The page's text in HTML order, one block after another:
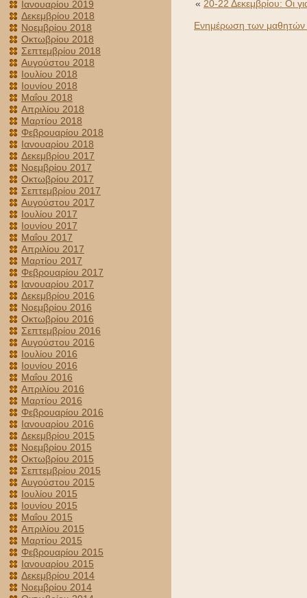
Ιανουαρίου 2019
Δεκεμβρίου 2018
Νοεμβρίου 2018
Οκτωβρίου 2018
Σεπτεμβρίου 2018
Αυγούστου 2018
Ιουλίου 2018
Ιουνίου 2018
Μαΐου 2018
Απριλίου 2018
Μαρτίου 2018
Φεβρουαρίου 2018
Ιανουαρίου 2018
Δεκεμβρίου 2017
Νοεμβρίου 2017
Οκτωβρίου 2017
Σεπτεμβρίου 2017
Αυγούστου 2017
Ιουλίου 2017
Ιουνίου 2017
Μαΐου 2017
Απριλίου 2017
Μαρτίου 2017
Φεβρουαρίου 2017
Ιανουαρίου 2017
Δεκεμβρίου 2016
Νοεμβρίου 2016
Οκτωβρίου 2016
Σεπτεμβρίου 2016
Αυγούστου 2016
Ιουλίου 2016
Ιουνίου 2016
Μαΐου 2016
Απριλίου 2016
Μαρτίου 2016
Φεβρουαρίου 2016
Ιανουαρίου 2016
Δεκεμβρίου 2015
Νοεμβρίου 2015
Οκτωβρίου 2015
Σεπτεμβρίου 2015
Αυγούστου 2015
Ιουλίου 2015
Ιουνίου 2015
Μαΐου 2015
Απριλίου 2015
Μαρτίου 2015
Φεβρουαρίου 2015
Ιανουαρίου 2015
Δεκεμβρίου 2014
Νοεμβρίου 2014
« 20-22 Δεκεμβρίου: Οι
Ενημέρωση των μαθητών